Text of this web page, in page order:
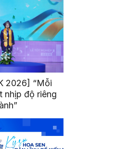
2026] “Mỗi
nhịp độ riêng